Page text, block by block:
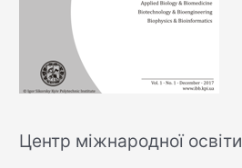
Центр міжнародної освіти